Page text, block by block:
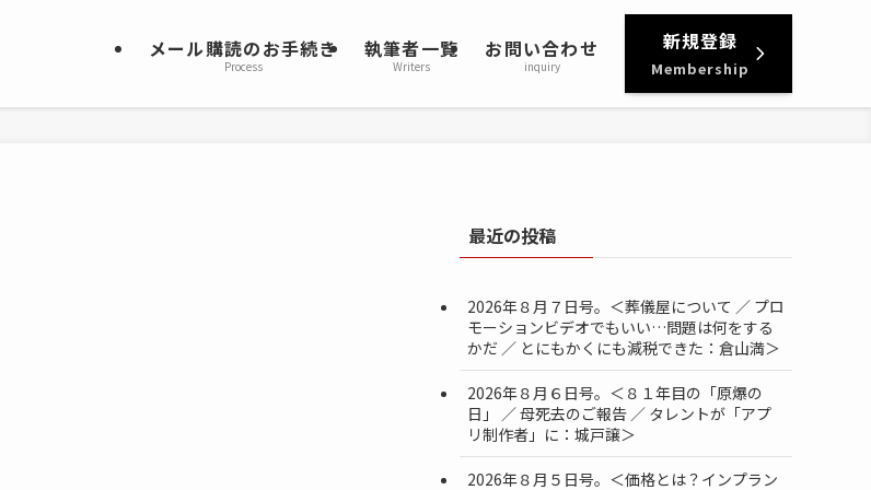
メール購読のお手続き
Process
執筆者一覧
Writers
お問い合わせ
inquiry
新規登録
Membership
最近の投稿
2026年８月７日号。＜葬儀屋について ／ プロ
モーションビデオでもいい…問題は何をする
かだ ／ とにもかくにも減税できた：倉山満＞
2026年８月６日号。＜８１年目の「原爆の
日」 ／ 母死去のご報告 ／ タレントが「アプ
リ制作者」に：城戸譲＞
2026年８月５日号。＜価格とは？インプラン